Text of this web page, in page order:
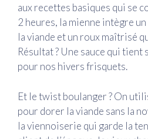
aux recettes basiques qui se
2 heures, la mienne intègre
la viande et un roux maîtrisé
Résultat ? Une sauce qui
pour nos hivers frisquets.
Et le twist boulanger ? On
pour dorer la viande sans la
la viennoiserie qui garde la